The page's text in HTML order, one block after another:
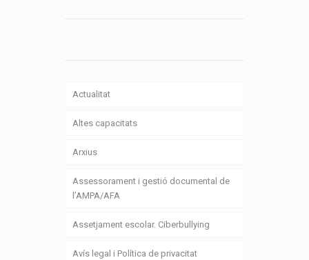
Actualitat
Altes capacitats
Arxius
Assessorament i gestió documental de
l’AMPA/AFA
Assetjament escolar. Ciberbullying
Avís legal i Política de privacitat